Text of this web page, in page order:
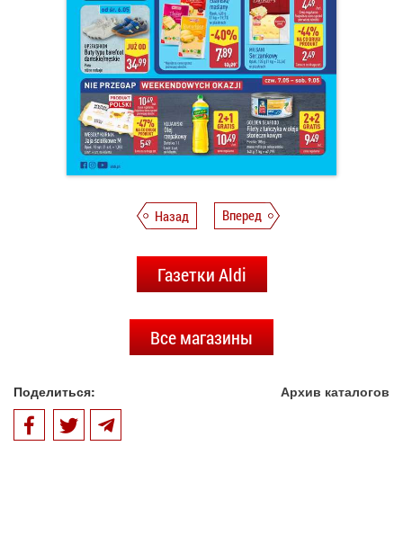
Назад Вперед
Газетки Aldi
Все магазины
Поделиться: Архив каталогов